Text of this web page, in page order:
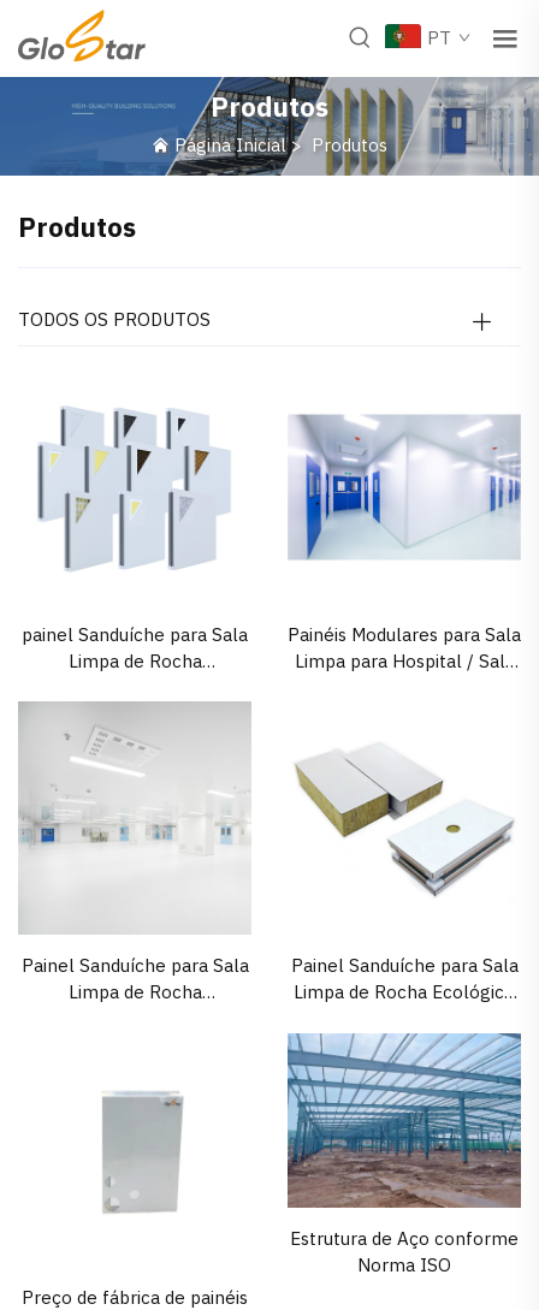
PT
Produtos
Página Inicial> Produtos
Produtos
TODOS OS PRODUTOS
painel Sanduíche para Sala
Limpa de Rocha
Painéis Modulares para Sala
Limpa para Hospital / Sala
Painel Sanduíche para Sala
Limpa de Rocha
Painel Sanduíche para Sala
Limpa de Rocha Ecológico
Soluções em Salas Limpas
Preço de fábrica de painéis
Estrutura de Aço conforme
Norma ISO